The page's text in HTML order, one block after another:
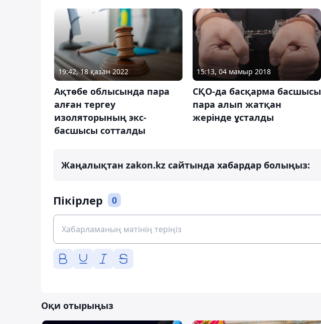
19:42, 18 қазан 2022
Ақтөбе облысында пара
алған тергеу
изоляторының экс-
басшысы сотталды
15:13, 04 мамыр 2018
СҚО-да басқарма басшысы
пара алып жатқан
жерінде ұсталды
Жаңалықтан zakon.kz сайтында хабардар болыңыз:
Пікірлер 0
Оқи отырыңыз